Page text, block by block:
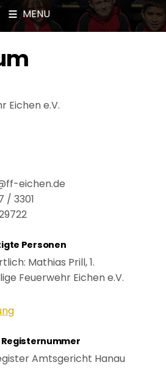
MENU
Eichen e.V.
eichen.de
/ 3301
Personen
Mathias Prill, 1.
Feuerwehr Eichen e.V.
Amtsgericht Hanau